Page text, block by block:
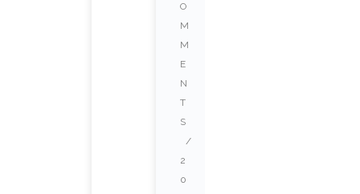
O
M
M
E
N
T
S
/
2
0